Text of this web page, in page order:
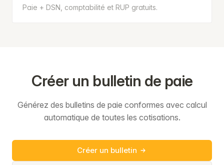
Paie + DSN, comptabilité et RUP gratuits.
Créer un bulletin de paie
Générez des bulletins de paie conformes avec calcul
automatique de toutes les cotisations.
Créer un bulletin